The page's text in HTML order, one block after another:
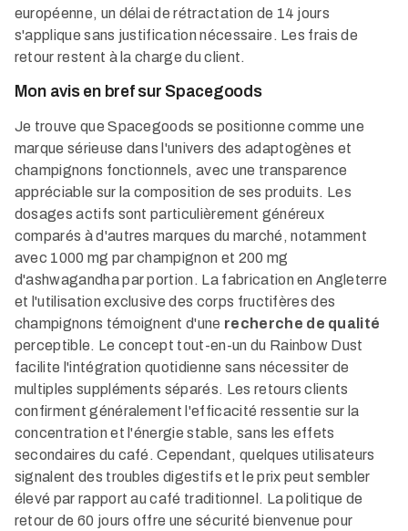
européenne, un délai de rétractation de 14 jours
s'applique sans justification nécessaire. Les frais de
retour restent à la charge du client.
Mon avis en bref sur Spacegoods
Je trouve que Spacegoods se positionne comme une
marque sérieuse dans l'univers des adaptogènes et
champignons fonctionnels, avec une transparence
appréciable sur la composition de ses produits. Les
dosages actifs sont particulièrement généreux
comparés à d'autres marques du marché, notamment
avec 1000 mg par champignon et 200 mg
d'ashwagandha par portion. La fabrication en Angleterre
et l'utilisation exclusive des corps fructifères des
champignons témoignent d'une recherche de qualité
perceptible. Le concept tout-en-un du Rainbow Dust
facilite l'intégration quotidienne sans nécessiter de
multiples suppléments séparés. Les retours clients
confirment généralement l'efficacité ressentie sur la
concentration et l'énergie stable, sans les effets
secondaires du café. Cependant, quelques utilisateurs
signalent des troubles digestifs et le prix peut sembler
élevé par rapport au café traditionnel. La politique de
retour de 60 jours offre une sécurité bienvenue pour